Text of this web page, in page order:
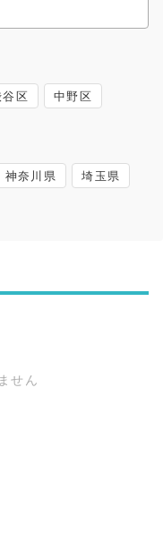
谷区 中野区
神奈川県 埼玉県
せん